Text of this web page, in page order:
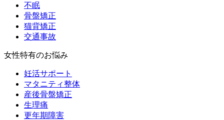
不眠
骨盤矯正
猫背矯正
交通事故
女性特有のお悩み
妊活サポート
マタニティ整体
産後骨盤矯正
生理痛
更年期障害